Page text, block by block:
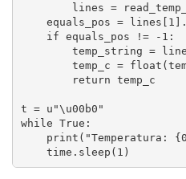
lines =
equals_pos =
    if equals_pos != -1:
temp_string =
temp_c =
        return temp_c
t = u"\u00b0"
while True:
print("Temperatura: